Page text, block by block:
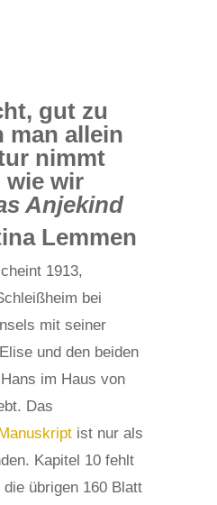
gut zu
man allein
nimmt
wie wir
Anjekind
Lemmen
1913,
bei
mit seiner
und den beiden
im Haus von
Das
ist nur als
Kapitel 10 fehlt
übrigen 160 Blatt